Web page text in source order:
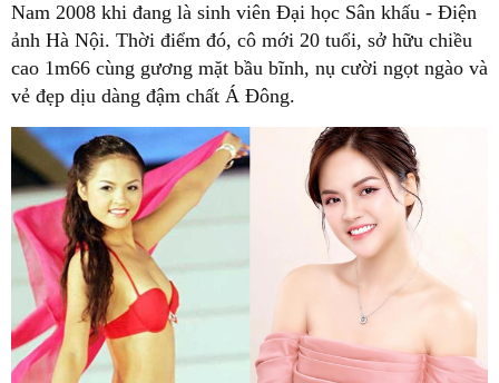
Nam 2008 khi đang là sinh viên Đại học Sân khấu - Điện
ảnh Hà Nội. Thời điểm đó, cô mới 20 tuổi, sở hữu chiều
cao 1m66 cùng gương mặt bầu bĩnh, nụ cười ngọt ngào và
vẻ đẹp dịu dàng đậm chất Á Đông.